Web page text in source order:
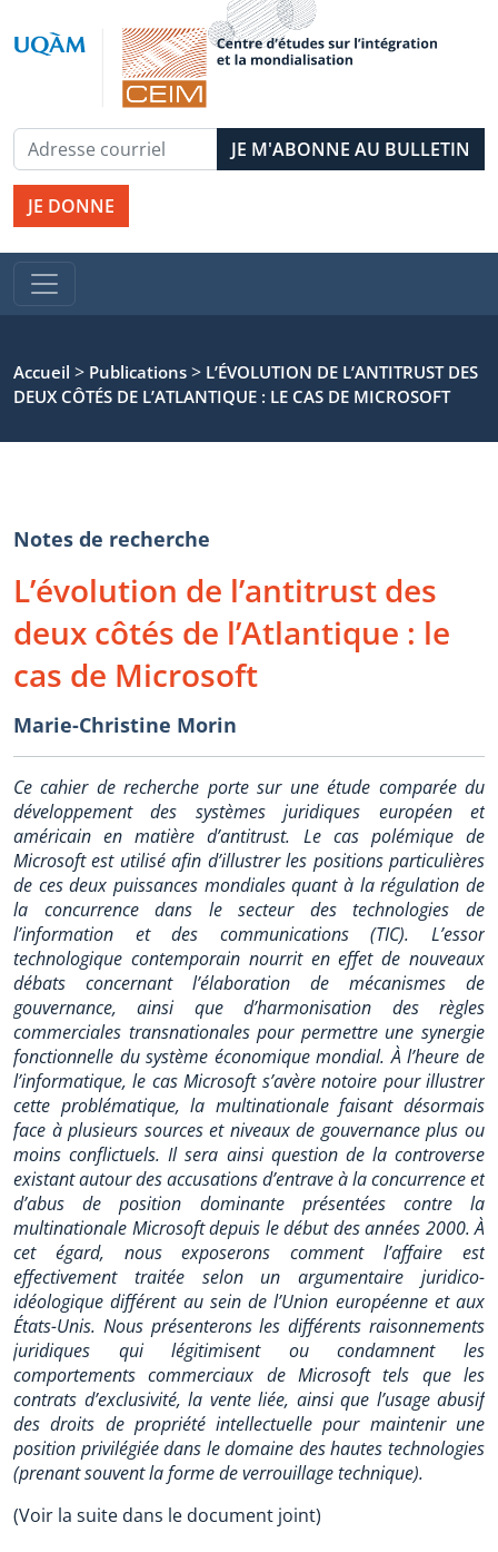
JE DONNE
Accueil > Publications > L’ÉVOLUTION DE L’ANTITRUST DES
DEUX CÔTÉS DE L’ATLANTIQUE : LE CAS DE MICROSOFT
Notes de recherche
L’évolution de l’antitrust des
deux côtés de l’Atlantique : le
cas de Microsoft
Marie-Christine Morin
Ce cahier de recherche porte sur une étude comparée du
développement des systèmes juridiques européen et
américain en matière d’antitrust. Le cas polémique de
Microsoft est utilisé afin d’illustrer les positions particulières
de ces deux puissances mondiales quant à la régulation de
la concurrence dans le secteur des technologies de
l’information et des communications (TIC). L’essor
technologique contemporain nourrit en effet de nouveaux
débats concernant l’élaboration de mécanismes de
gouvernance, ainsi que d’harmonisation des règles
commerciales transnationales pour permettre une synergie
fonctionnelle du système économique mondial. À l’heure de
l’informatique, le cas Microsoft s’avère notoire pour illustrer
cette problématique, la multinationale faisant désormais
face à plusieurs sources et niveaux de gouvernance plus ou
moins conflictuels. Il sera ainsi question de la controverse
existant autour des accusations d’entrave à la concurrence et
d’abus de position dominante présentées contre la
multinationale Microsoft depuis le début des années 2000. À
cet égard, nous exposerons comment l’affaire est
effectivement traitée selon un argumentaire juridico-
idéologique différent au sein de l’Union européenne et aux
États-Unis. Nous présenterons les différents raisonnements
juridiques qui légitimisent ou condamnent les
comportements commerciaux de Microsoft tels que les
contrats d’exclusivité, la vente liée, ainsi que l’usage abusif
des droits de propriété intellectuelle pour maintenir une
position privilégiée dans le domaine des hautes technologies
(prenant souvent la forme de verrouillage technique).
(Voir la suite dans le document joint)